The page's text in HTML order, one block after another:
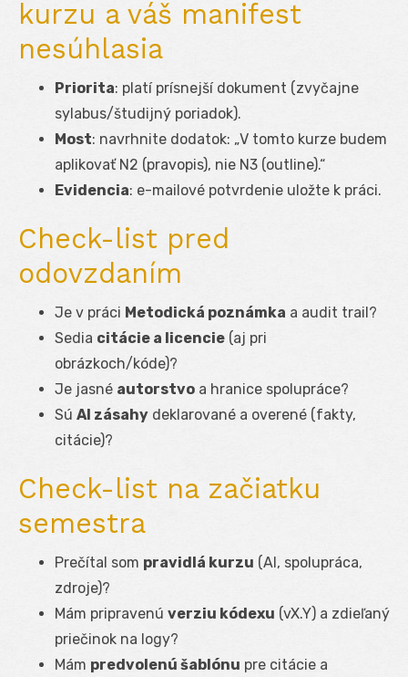
kurzu a váš manifest
nesúhlasia
Priorita: platí prísnejší dokument (zvyčajne
sylabus/študijný poriadok).
Most: navrhnite dodatok: „V tomto kurze budem
aplikovať N2 (pravopis), nie N3 (outline).“
Evidencia: e-mailové potvrdenie uložte k práci.
Check-list pred
odovzdaním
Je v práci Metodická poznámka a audit trail?
Sedia citácie a licencie (aj pri
obrázkoch/kóde)?
Je jasné autorstvo a hranice spolupráce?
Sú AI zásahy deklarované a overené (fakty,
citácie)?
Check-list na začiatku
semestra
Prečítal som pravidlá kurzu (AI, spolupráca,
zdroje)?
Mám pripravenú verziu kódexu (vX.Y) a zdieľaný
priečinok na logy?
Mám predvolenú šablónu pre citácie a